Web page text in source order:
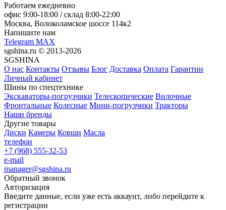
Работаем ежедневно
офис 9:00-18:00 / склад 8:00-22:00
Москва, Волоколамское шоссе 114к2
Напишите нам
Telegram MAX
sgshina.ru © 2013-2026
SGSHINA
О нас Контакты Отзывы Блог Доставка Оплата Гарантии
Личный кабинет
Шины по спецтехнике
Экскаваторы-погрузчики Телескопические Вилочные
Фронтальные Колесные Мини-погрузчики Тракторы
Наши бренды
Другие товары
Диски Камеры Ковши Масла
телефон
+7 (968) 555-32-53
e-mail
manager@sgshina.ru
Обратный звонок
Авторизация
Введите данные, если уже есть аккаунт, либо перейдите к
регистрации